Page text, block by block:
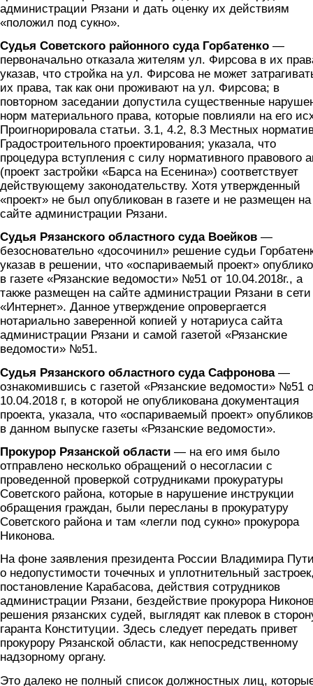
администрации Рязани и дать оценку их действиям
«положил под сукно».
Судья Советского районного суда Горбатенко —
первоначально отказала жителям ул. Фирсова в их
указав, что стройка на ул. Фирсова не может
их права, так как они проживают на ул. Фирсова; в
повторном заседании допустила существенные
норм материального права, которые повлияли на его
Проигнорировала статьи. 3.1, 4.2, 8.3 Местных
Градостроительного проектирования; указала, что
процедура вступления с силу нормативного правового
(проект застройки «Барса на Есенина») соответствует
действующему законодательству. Хотя утвержденный
«проект» не был опубликован в газете и не размещен на
сайте администрации Рязани.
Судья Рязанского областного суда Воейков —
безосновательно «досочинил» решение судьи
указав в решении, что «оспариваемый проект»
в газете «Рязанские ведомости» №51 от 10.04.2018г., а
также размещен на сайте администрации Рязани в сети
«Интернет». Данное утверждение опровергается
нотариально заверенной копией у нотариуса сайта
администрации Рязани и самой газетой «Рязанские
ведомости» №51.
Судья Рязанского областного суда Сафронова—
ознакомившись с газетой «Рязанские ведомости» №51
10.04.2018 г, в которой не опубликована документация
проекта, указала, что «оспариваемый проект»
в данном выпуске газеты «Рязанские ведомости».
Прокурор Рязанской области — на его имя было
отправлено несколько обращений о несогласии с
проведенной проверкой сотрудниками прокуратуры
Советского района, которые в нарушение инструкции
обращения граждан, были пересланы в прокуратуру
Советского района и там «легли под сукно» прокурора
Никонова.
На фоне заявления президента России Владимира
о недопустимости точечных и уплотнительный
постановление Карабасова, действия сотрудников
администрации Рязани, бездействие прокурора
решения рязанских судей, выглядят как плевок в
гаранта Конституции. Здесь следует передать привет
прокурору Рязанской области, как непосредственному
надзорному органу.
Это далеко не полный список должностных лиц,